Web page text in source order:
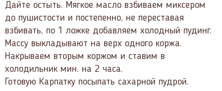
Дайте остыть. Мягкое масло взбиваем миксером
до пушистости и постепенно, не переставая
взбивать, по 1 ложке добавляем холодный пудинг.
Массу выкладывают на верх одного коржа.
Накрываем вторым коржом и ставим в
холодильник мин. на 2 часа.
Готовую Карпатку посыпать сахарной пудрой.